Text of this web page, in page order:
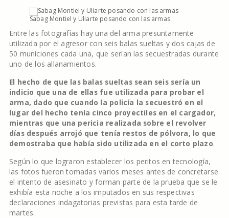
Sabag Montiel y Uliarte posando con las armas.
Entre las fotografías hay una del arma presuntamente
utilizada por el agresor con seis balas sueltas y dos cajas de
50 municiones cada una, que serían las secuestradas durante
uno de los allanamientos.
El hecho de que las balas sueltas sean seis sería un
indicio que una de ellas fue utilizada para probar el
arma, dado que cuando la policía la secuestró en el
lugar del hecho tenía cinco proyectiles en el cargador,
mientras que una pericia realizada sobre el revolver
días después arrojó que tenía restos de pólvora, lo que
demostraba que había sido utilizada en el corto plazo.
Según lo que lograron establecer los peritos en tecnología,
las fotos fueron tomadas varios meses antes de concretarse
el intento de asesinato y forman parte de la prueba que se le
exhibía esta noche a los imputados en sus respectivas
declaraciones indagatorias previstas para esta tarde de
martes.